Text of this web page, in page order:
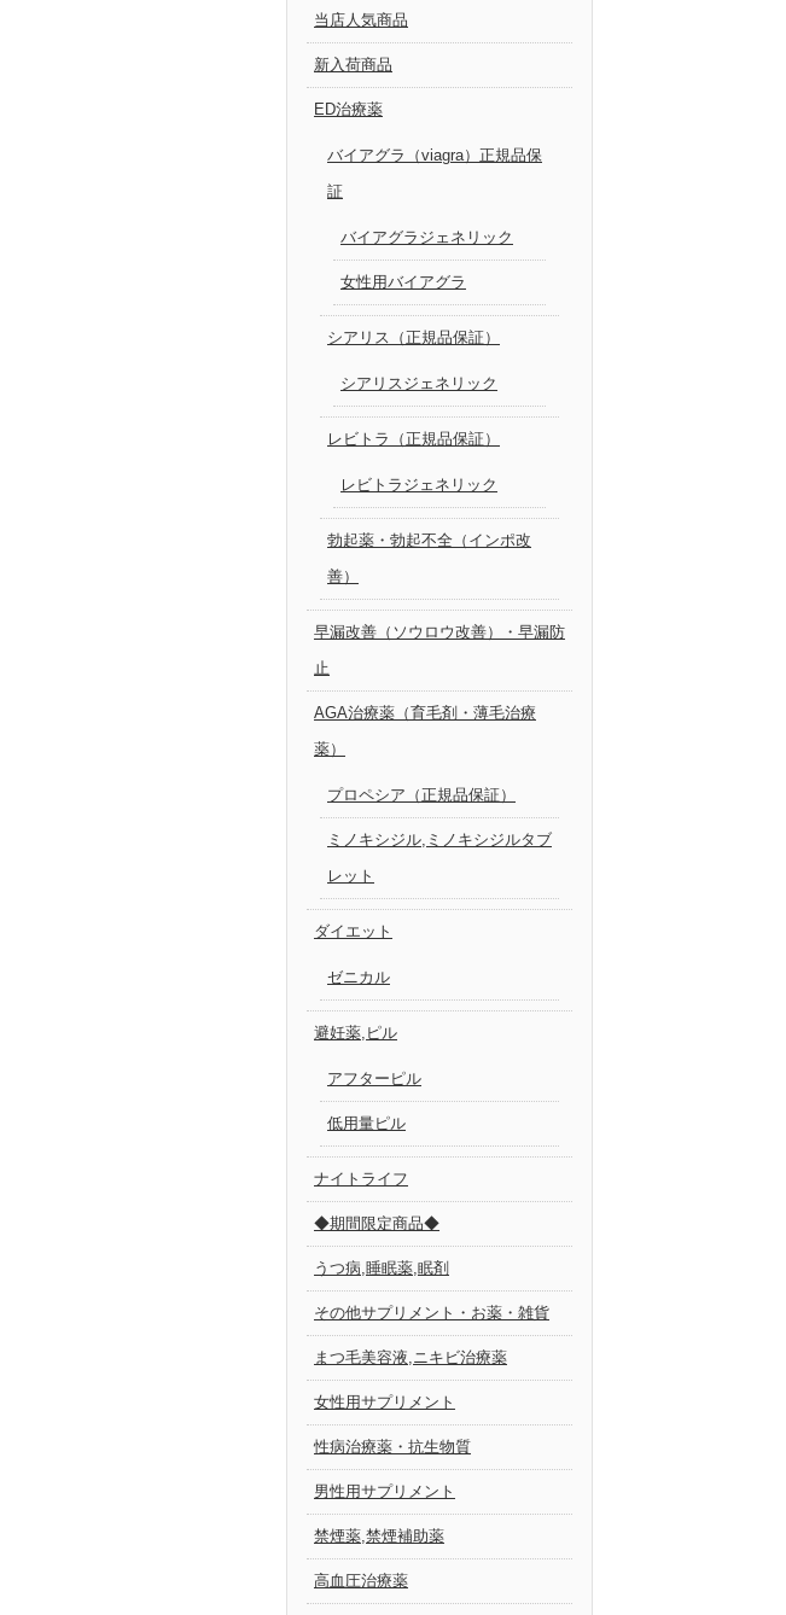
当店人気商品
新入荷商品
ED治療薬
バイアグラ（viagra）正規品保
証
バイアグラジェネリック
女性用バイアグラ
シアリス（正規品保証）
シアリスジェネリック
レビトラ（正規品保証）
レビトラジェネリック
勃起薬・勃起不全（インポ改
善）
早漏改善（ソウロウ改善）・早漏防
止
AGA治療薬（育毛剤・薄毛治療
薬）
プロペシア（正規品保証）
ミノキシジル,ミノキシジルタブ
レット
ダイエット
ゼニカル
避妊薬,ピル
アフターピル
低用量ピル
ナイトライフ
◆期間限定商品◆
うつ病,睡眠薬,眠剤
その他サプリメント・お薬・雑貨
まつ毛美容液,ニキビ治療薬
女性用サプリメント
性病治療薬・抗生物質
男性用サプリメント
禁煙薬,禁煙補助薬
高血圧治療薬